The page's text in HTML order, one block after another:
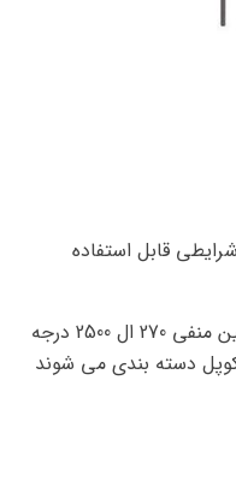
قابل استفاده
ترموکوپل های صنعتی دمای کاری بین منفی 270 ال 2500 درجه
دسته بندی می شوند